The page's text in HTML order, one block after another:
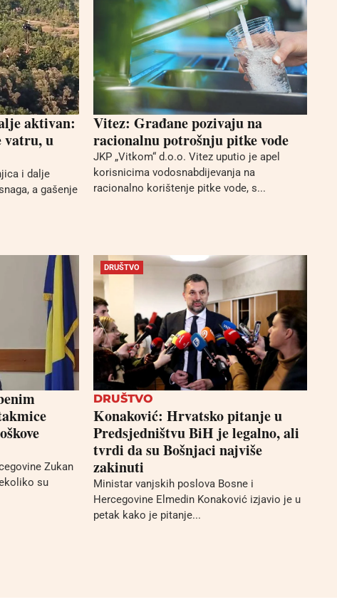
aktivan:
vatru, u
i dalje
a gašenje
Vitez: Građane pozivaju na
racionalnu potrošnju pitke vode
JKP „Vitkom“ d.o.o. Vitez uputio je apel
korisnicima vodosnabdijevanja na
racionalno korištenje pitke vode, s...
Zukan
su
DRUŠTVO
DRUŠTVO
Konaković: Hrvatsko pitanje u
Predsjedništvu BiH je legalno, ali
tvrdi da su Bošnjaci najviše
zakinuti
Ministar vanjskih poslova Bosne i
Hercegovine Elmedin Konaković izjavio je u
petak kako je pitanje...